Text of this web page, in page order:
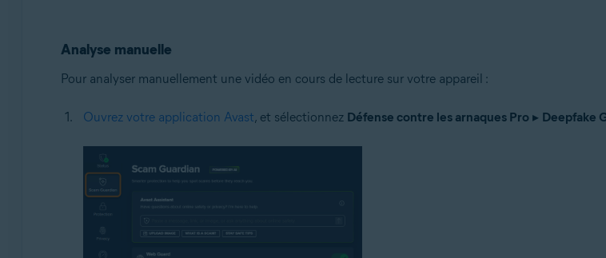
Analyse manuelle
Pour analyser manuellement une vidéo en cours de lecture sur votre appareil :
Ouvrez votre application Avast, et sélectionnez Défense contre les arnaques Pro ▸ Deepfake